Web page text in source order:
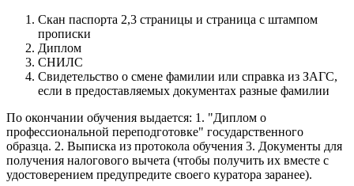
Скан паспорта 2,3 страницы и страница с штампом
прописки
Диплом
СНИЛС
Свидетельство о смене фамилии или справка из ЗАГС,
если в предоставляемых документах разные фамилии
По окончании обучения выдается: 1. "Диплом о
профессиональной переподготовке" государственного
образца. 2. Выписка из протокола обучения 3. Документы для
получения налогового вычета (чтобы получить их вместе с
удостоверением предупредите своего куратора заранее).